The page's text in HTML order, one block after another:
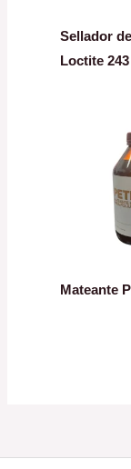
Sellador
Loctite 243
Mateante